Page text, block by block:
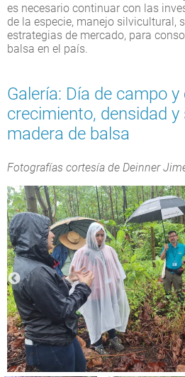
es necesario continuar con las
de la especie, manejo silvicultural,
estrategias de mercado, para
balsa en el país.
Galería: Día de campo y
crecimiento, densidad y
madera de balsa
Fotografías cortesía de Deinner